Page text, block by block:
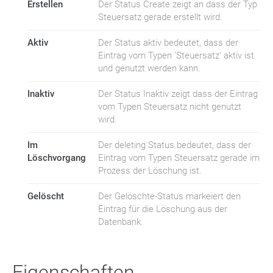
Erstellen
Der Status Create zeigt an dass der Typ
Steuersatz gerade erstellt wird.
Aktiv
Der Status aktiv bedeutet, dass der
Eintrag vom Typen 'Steuersatz' aktiv ist
und genutzt werden kann.
Inaktiv
Der Status Inaktiv zeigt dass der Eintrag
vom Typen Steuersatz nicht genutzt
wird.
Im
Löschvorgang
Der deleting Status bedeutet, dass der
Eintrag vom Typen Steuersatz gerade im
Prozess der Löschung ist.
Gelöscht
Der Gelöschte-Status markeiert den
Eintrag für die Löschung aus der
Datenbank.